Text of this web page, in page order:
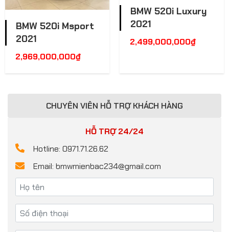
BMW 520i Msport
2021
2,969,000,000₫
BMW 520i Luxury
2021
2,499,000,000₫
CHUYÊN VIÊN HỖ TRỢ KHÁCH HÀNG
HỖ TRỢ 24/24
Hotline: 0971.71.26.62
Email: bmwmienbac234@gmail.com